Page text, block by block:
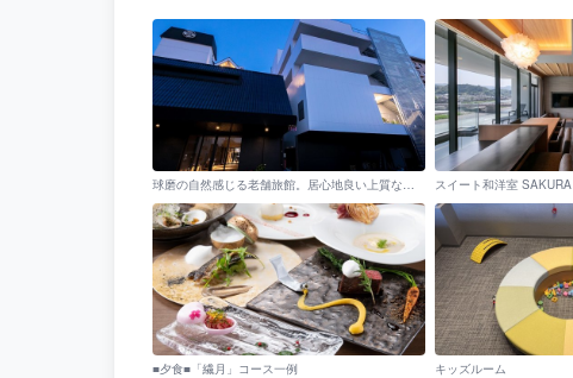
球磨の自然感じる老舗旅館。居心地良い上質な空間でお出迎えいたします。 スイート和洋室 SAKURA
■夕食■「繊月」コース一例 キッズルーム